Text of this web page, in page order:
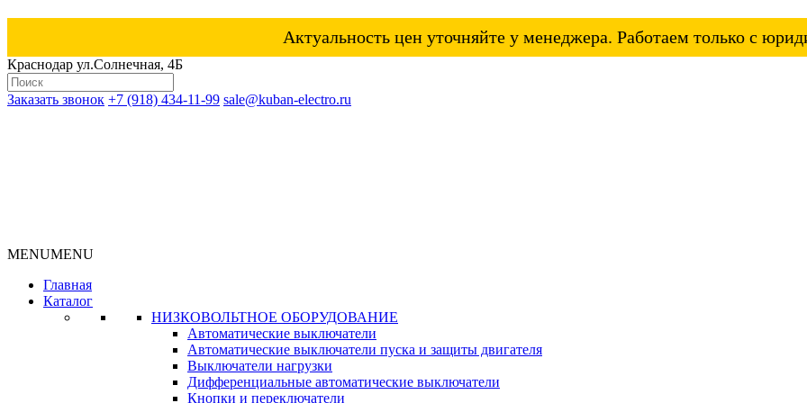
Актуальность цен уточняйте у менеджера. Работаем только с
Краснодар ул.Солнечная, 4Б
Заказать звонок +7 (918) 434-11-99 sale@kuban-electro.ru
MENUMENU
Главная
Каталог
НИЗКОВОЛЬТНОЕ ОБОРУДОВАНИЕ
Автоматические выключатели
Автоматические выключатели пуска и защиты двигателя
Выключатели нагрузки
Дифференциальные автоматические выключатели
Кнопки и переключатели